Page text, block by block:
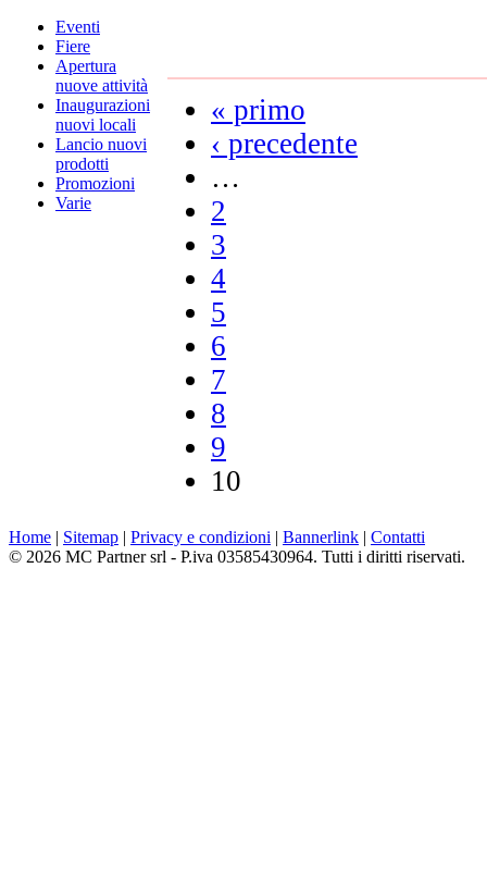
Eventi
Fiere
Apertura
nuove attività
Inaugurazioni
nuovi locali
Lancio nuovi
prodotti
Promozioni
Varie
« primo
‹ precedente
…
2
3
4
5
6
7
8
9
10
Home | Sitemap | Privacy e condizioni | Bannerlink | Contatti
© 2026 MC Partner srl - P.iva 03585430964. Tutti i diritti riservati.